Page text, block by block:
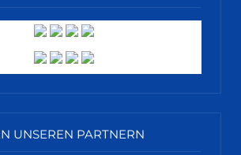
UNSEREN PARTNERN